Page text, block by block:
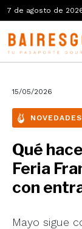
7 de agosto de
15/05/2026
NOVEDADES
Qué
Feria
con
Mayo sigue